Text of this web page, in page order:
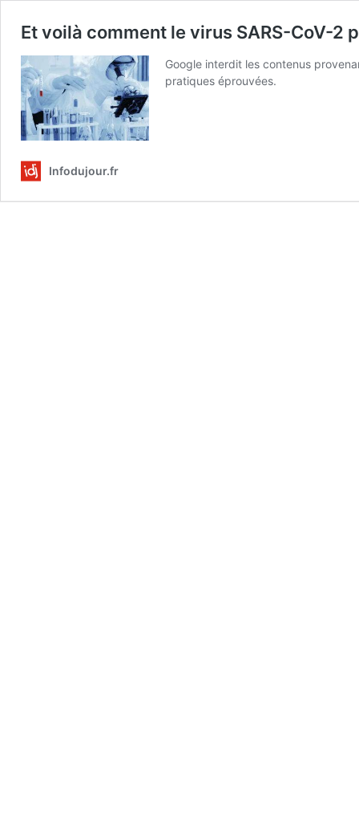
Et voilà comment le virus SARS-CoV-2
Google interdit les contenus
pratiques éprouvées.
Infodujour.fr